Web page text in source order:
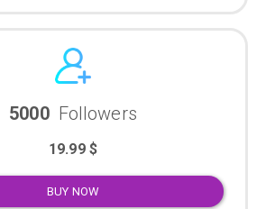
5000 Followers
19.99 $
BUY NOW